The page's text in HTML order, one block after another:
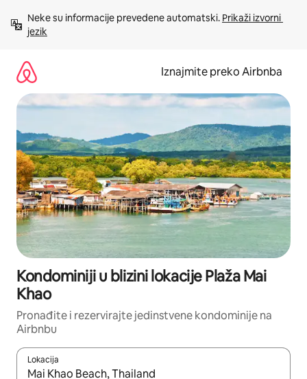
sadržaj
Neke su informacije prevedene automatski. Prikaži izvorni
jezik
Iznajmite preko Airbnba
Kondominiji u blizini lokacije Plaža Mai
Khao
Pronađite i rezervirajte jedinstvene kondominije na
Airbnbu
Lokacija
Kada budu dostupni rezultati, moći ćete ih pregledati